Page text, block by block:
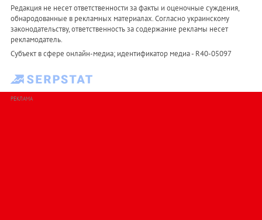
Редакция не несет ответственности за факты и оценочные суждения,
обнародованные в рекламных материалах. Согласно украинскому
законодательству, ответственность за содержание рекламы несет
рекламодатель.
Субъект в сфере онлайн-медиа; идентификатор медиа - R40-05097
РЕКЛАМА